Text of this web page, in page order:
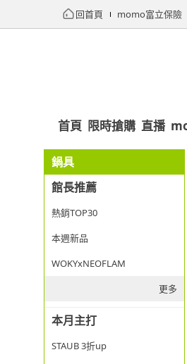
回首頁 momo富立保險
首頁 限時搶購 直播
鍋具
館長推薦
熱銷TOP30
本週新品
WOKYxNEOFLAM
更多
本月主打
STAUB 3折up